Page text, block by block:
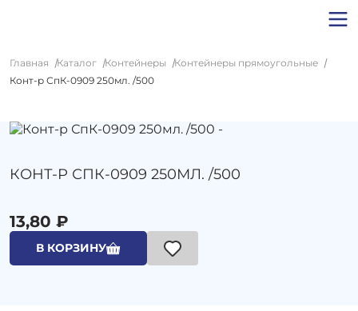
Главная Каталог Контейнеры
Контейнеры прямоугольные
Конт-р СпК-0909 250мл. /500
КОНТ-Р СПК-0909 250МЛ. /500
13,80 ₽
В КОРЗИНУ